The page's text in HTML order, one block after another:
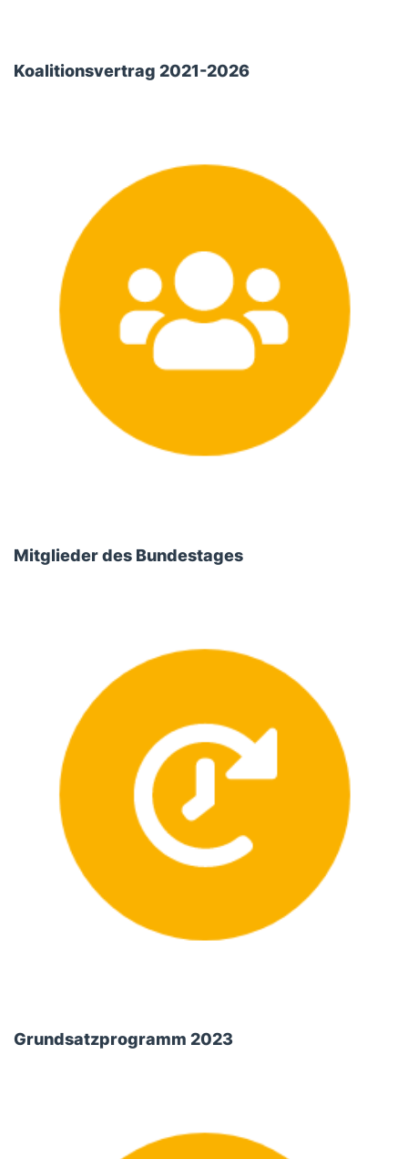
Koalitionsvertrag 2021-2026
Mitglieder des Bundestages
Grundsatzprogramm 2023